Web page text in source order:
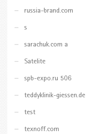
russia-brand.com
s
sarachuk.com a
Satelite
spb-expo.ru 506
teddyklinik-giessen.de
test
texnoff.com